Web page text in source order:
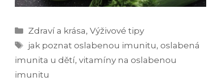
Rubriky
Zdraví a krása,Výživové tipy
Štítky
jak poznat oslabenou imunitu,oslabená
imunita u dětí, vitamíny na oslabenou
imunitu